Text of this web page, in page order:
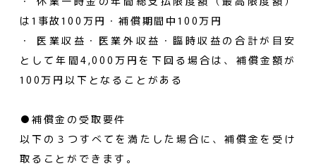
は1事故100万円・補償期間中100万円
・ 医業収益・医業外収益・臨時収益の合計が目安
として年間4,000万円を下回る場合は、補償金額が
100万円以下となることがある
●補償金の受取要件
以下の３つすべてを満たした場合に、補償金を受け
取ることができます。